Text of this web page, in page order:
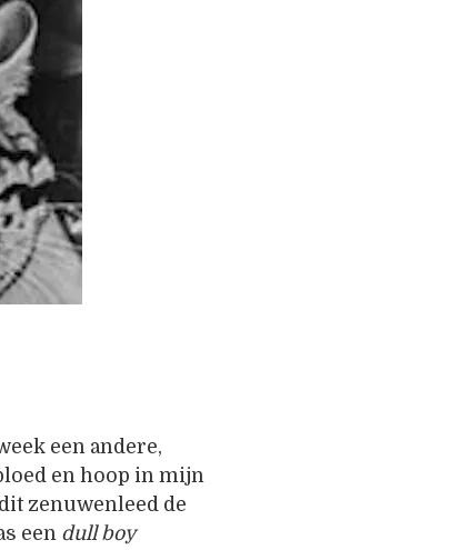
een andere,
en hoop in mijn
zenuwenleed de
een dull boy